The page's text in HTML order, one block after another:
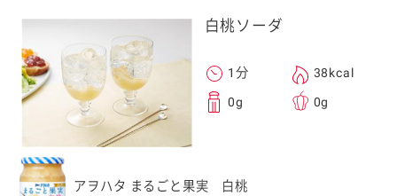
白桃ソーダ
1分 38kcal
0g 0g
アヲハタ まるごと果実 白桃